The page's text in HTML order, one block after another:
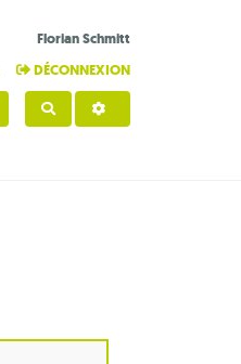
Florian Schmitt
DÉCONNEXION
RECHERCHER